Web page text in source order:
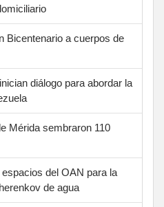
Bicentenario a cuerpos de
diálogo para abordar la
Mérida sembraron 110
del OAN para la
de agua